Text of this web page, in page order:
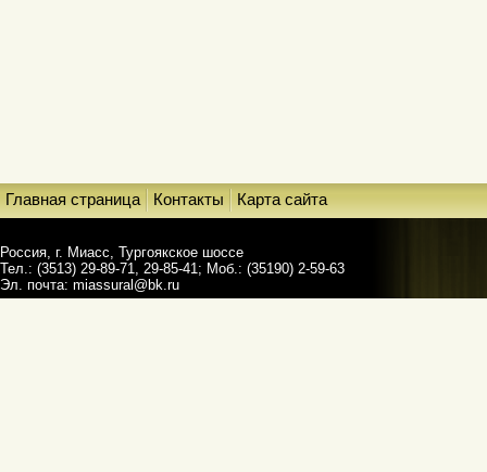
Главная страница Контакты Карта сайта
Россия, г. Миасс, Тургоякское шоссе
Тел.: (3513) 29-89-71, 29-85-41; Моб.: (35190) 2-59-63
Эл. почта: miassural@bk.ru